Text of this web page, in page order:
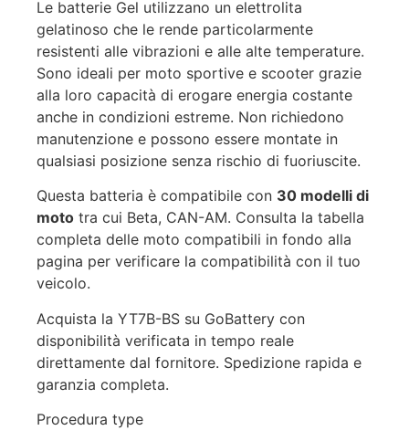
Le batterie Gel utilizzano un elettrolita
gelatinoso che le rende particolarmente
resistenti alle vibrazioni e alle alte temperature.
Sono ideali per moto sportive e scooter grazie
alla loro capacità di erogare energia costante
anche in condizioni estreme. Non richiedono
manutenzione e possono essere montate in
qualsiasi posizione senza rischio di fuoriuscite.
Questa batteria è compatibile con 30 modelli di
moto tra cui Beta, CAN-AM. Consulta la tabella
completa delle moto compatibili in fondo alla
pagina per verificare la compatibilità con il tuo
veicolo.
Acquista la YT7B-BS su GoBattery con
disponibilità verificata in tempo reale
direttamente dal fornitore. Spedizione rapida e
garanzia completa.
Procedura type